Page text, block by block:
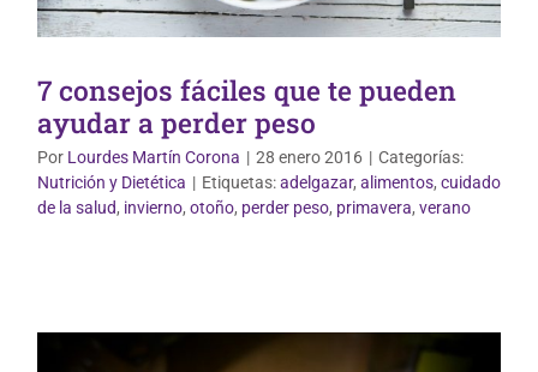
7 consejos fáciles que te pueden
ayudar a perder peso
Por Lourdes Martín Corona | 28 enero 2016 | Categorías:
Nutrición y Dietética | Etiquetas:adelgazar, alimentos, cuidado
de la salud, invierno, otoño, perder peso, primavera, verano
Plantas Medicinales